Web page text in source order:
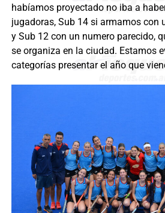
habíamos proyectado no iba a
jugadoras, Sub 14 si armamos con
y Sub 12 con un numero parecido,
se organiza en la ciudad. Estamos
categorías presentar el año que